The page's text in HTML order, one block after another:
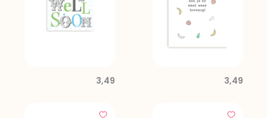
3,49 3,49